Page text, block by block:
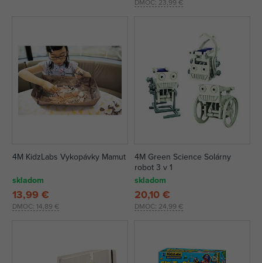
DMOC: 23,99 €
4M KidzLabs Vykopávky Mamut
skladom
DMOC: 14,89 €
13,99 €
4M Green Science Solárny
robot 3 v 1
skladom
DMOC: 24,99 €
20,10 €